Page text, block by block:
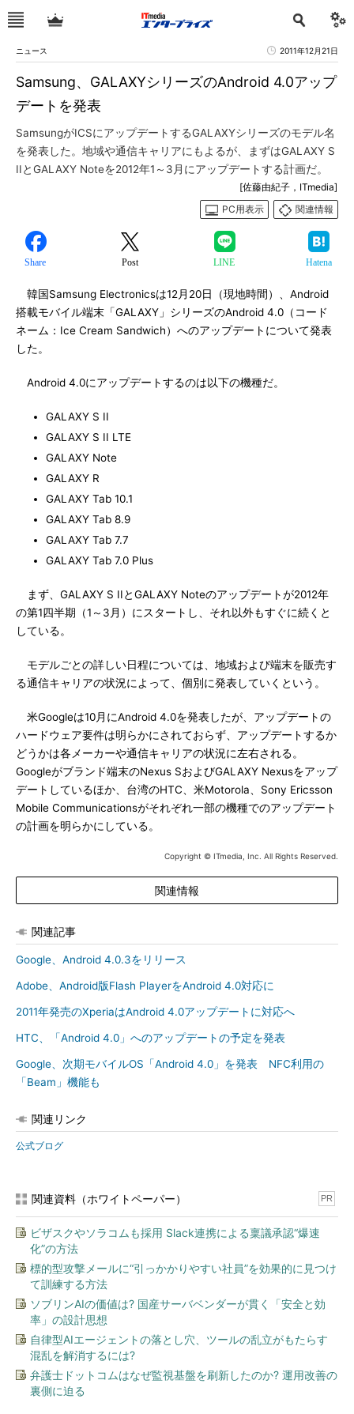
ニュース 2011年12月21日
Samsung、GALAXYシリーズのAndroid 4.0アップ
デートを発表
SamsungがICSにアップデートするGALAXYシリーズのモデル名
を発表した。地域や通信キャリアにもよるが、まずはGALAXY S
IIとGALAXY Noteを2012年1～3月にアップデートする計画だ。
[佐藤由紀子，ITmedia]
PC用表示
関連情報
Share Post LINE Hatena
韓国Samsung Electronicsは12月20日（現地時間）、Android
搭載モバイル端末「GALAXY」シリーズのAndroid 4.0（コード
ネーム：Ice Cream Sandwich）へのアップデートについて発表
した。
Android 4.0にアップデートするのは以下の機種だ。
GALAXY S II
GALAXY S II LTE
GALAXY Note
GALAXY R
GALAXY Tab 10.1
GALAXY Tab 8.9
GALAXY Tab 7.7
GALAXY Tab 7.0 Plus
まず、GALAXY S IIとGALAXY Noteのアップデートが2012年
の第1四半期（1～3月）にスタートし、それ以外もすぐに続くと
している。
モデルごとの詳しい日程については、地域および端末を販売す
る通信キャリアの状況によって、個別に発表していくという。
米Googleは10月にAndroid 4.0を発表したが、アップデートの
ハードウェア要件は明らかにされておらず、アップデートするか
どうかは各メーカーや通信キャリアの状況に左右される。
Googleがブランド端末のNexus SおよびGALAXY Nexusをアップ
デートしているほか、台湾のHTC、米Motorola、Sony Ericsson
Mobile Communicationsがそれぞれ一部の機種でのアップデート
の計画を明らかにしている。
Copyright © ITmedia, Inc. All Rights Reserved.
関連情報
関連記事
Google、Android 4.0.3をリリース
Adobe、Android版Flash PlayerをAndroid 4.0対応に
2011年発売のXperiaはAndroid 4.0アップデートに対応へ
HTC、「Android 4.0」へのアップデートの予定を発表
Google、次期モバイルOS「Android 4.0」を発表 NFC利用の
「Beam」機能も
関連リンク
公式ブログ
関連資料（ホワイトペーパー） PR
ビザスクやソラコムも採用 Slack連携による稟議承認“爆速
化”の方法
標的型攻撃メールに“引っかかりやすい社員”を効果的に見つけ
て訓練する方法
ソブリンAIの価値は? 国産サーバベンダーが貫く「安全と効
率」の設計思想
自律型AIエージェントの落とし穴、ツールの乱立がもたらす
混乱を解消するには?
弁護士ドットコムはなぜ監視基盤を刷新したのか? 運用改善の
裏側に迫る